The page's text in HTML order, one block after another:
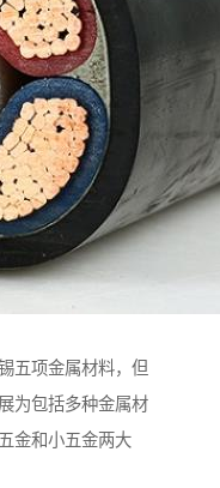
五项金属材料，但
为包括多种金属材
金和小五金两大